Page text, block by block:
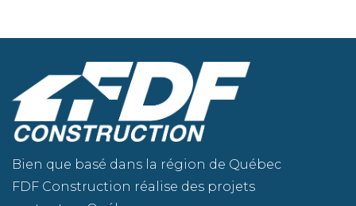
Bien que basé dans la région de Québec
FDF Construction réalise des projets